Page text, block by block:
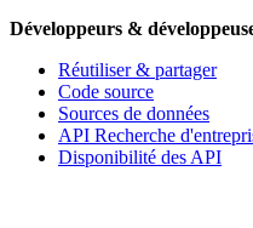
Développeurs &
Réutiliser & partager
Code source
Sources de données
API Recherche
Disponibilité des API